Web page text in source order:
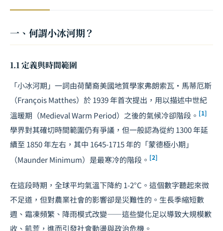
一、何謂小冰河期？
1.1 定義與時間範圍
「小冰河期」一詞由荷蘭裔美國地質學家弗朗索瓦·馬蒂厄斯
（François Matthes）於 1939 年首次提出，用以描述中世紀
溫暖期（Medieval Warm Period）之後的氣候冷卻階段。 [1]
學界對其確切時間範圍仍有爭議，但一般認為從約 1300 年延
續至 1850 年左右，其中 1645-1715 年的「蒙德極小期」
（Maunder Minimum）是最寒冷的階段。 [2]
在這段時期，全球平均氣溫下降約 1-2°C。這個數字聽起來微
不足道，但對農業社會的影響卻是災難性的。生長季縮短數
週、霜凍頻繁、降雨模式改變——這些變化足以導致大規模歉
收、飢荒，進而引發社會動盪與政治危機。